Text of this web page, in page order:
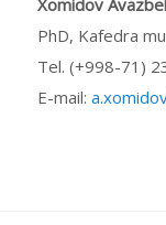
PhD, Kafedra
Tel. (+998-71)
E-mail: